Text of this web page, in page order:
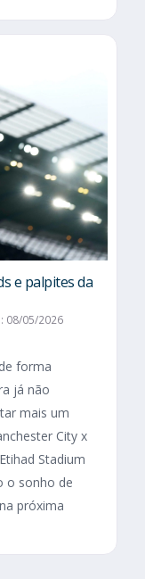
e palpites da
08/05/2026
forma
já não
mais um
City x
Stadium
o sonho de
próxima